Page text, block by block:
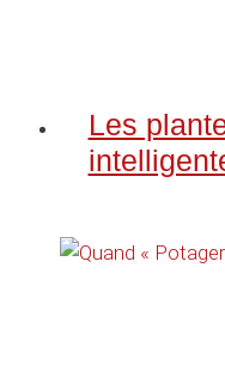
Les